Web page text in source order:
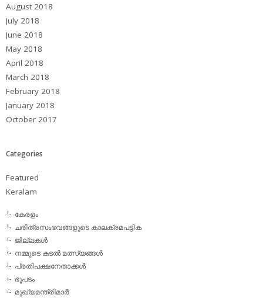
August 2018
July 2018
June 2018
May 2018
April 2018
March 2018
February 2018
January 2018
October 2017
Categories
Featured
Keralam
കേരളം
ചരിത്രസംഭവങ്ങളുടെ കാലക്രമപട്ടിക
ജില്ലകള്‍
നമ്മുടെ കടല്‍ മത്സ്യങ്ങള്‍
പ്രതിപക്ഷനേതാക്കള്‍
ഭൂപടം
മുഖ്യമന്ത്രിമാര്‍